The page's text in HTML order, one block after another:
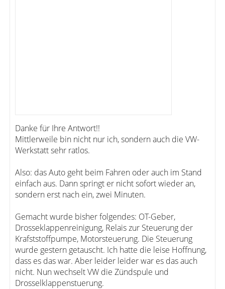
Danke für Ihre Antwort!!
Mittlerweile bin nicht nur ich, sondern auch die VW-
Werkstatt sehr ratlos.
Also: das Auto geht beim Fahren oder auch im Stand
einfach aus. Dann springt er nicht sofort wieder an,
sondern erst nach ein, zwei Minuten.
Gemacht wurde bisher folgendes: OT-Geber,
Drosseklappenreinigung, Relais zur Steuerung der
Krafststoffpumpe, Motorsteuerung. Die Steuerung
wurde gestern getauscht. Ich hatte die leise Hoffnung,
dass es das war. Aber leider leider war es das auch
nicht. Nun wechselt VW die Zündspule und
Drosselklappenstuerung.